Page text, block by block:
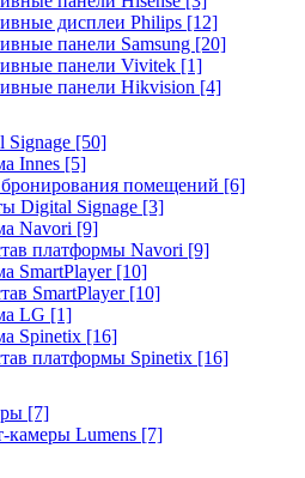
дисплеи Philips [12]
панели Samsung [20]
панели Vivitek [1]
панели Hikvision [4]
[50]
Innes [5]
помещений [6]
Digital Signage [3]
Navori [9]
платформы Navori [9]
SmartPlayer [10]
SmartPlayer [10]
LG [1]
Spinetix [16]
платформы Spinetix [16]
[7]
камеры Lumens [7]